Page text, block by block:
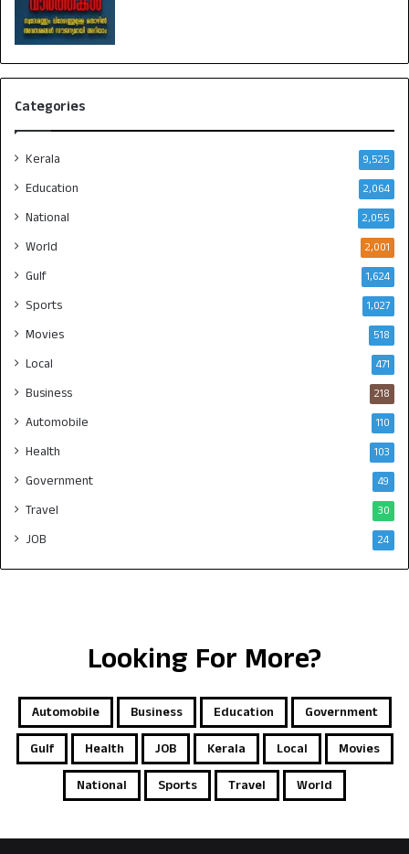
Categories
Kerala 9,525
Education 2,064
National 2,055
World 2,001
Gulf 1,624
Sports 1,027
Movies 518
Local 471
Business 218
Automobile 110
Health 103
Government 49
Travel 30
JOB 24
Looking For More?
Automobile Business Education
Government
Gulf
Health JOB Kerala Local
Movies
National
Sports Travel World